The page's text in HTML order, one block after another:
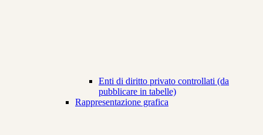
Enti di diritto privato controllati (da
pubblicare in tabelle)
Rappresentazione grafica